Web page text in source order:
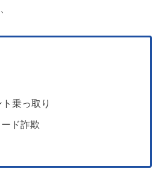
乗っ取り
ド詐欺